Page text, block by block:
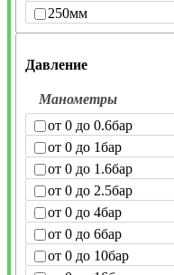
250мм
Давление
Манометры
от 0 до 0.6бар
от 0 до 1бар
от 0 до 1.6бар
от 0 до 2.5бар
от 0 до 4бар
от 0 до 6бар
от 0 до 10бар